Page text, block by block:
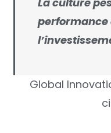
performance
Global